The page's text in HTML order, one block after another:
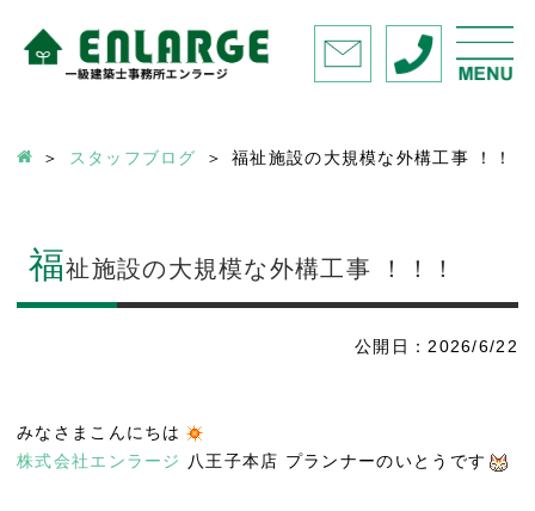
スタッフブログ 福祉施設の大規模な外構工事 ！！！
福祉施設の大規模な外構工事 ！！！
公開日：2026/6/22
みなさまこんにちは
株式会社エンラージ
八王子本店 プランナーのいとうです